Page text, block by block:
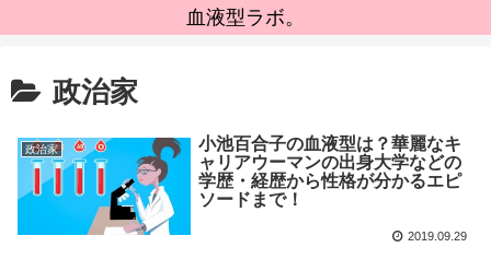
血液型ラボ。
政治家
政治家
小池百合子の血液型は？華麗なキ
ャリアウーマンの出身大学などの
学歴・経歴から性格が分かるエピ
ソードまで！
2019.09.29